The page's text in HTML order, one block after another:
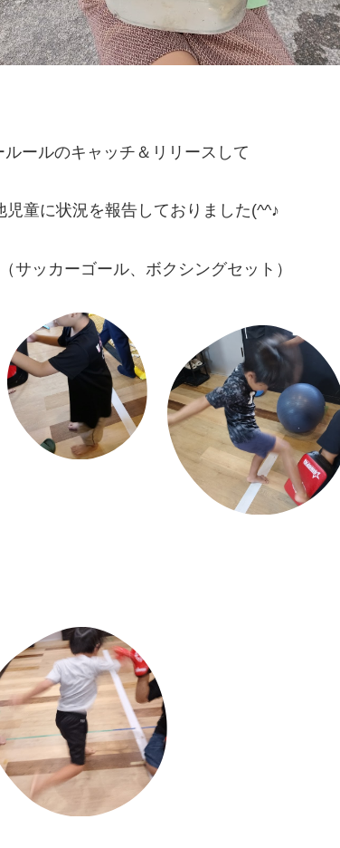
ルのキャッチ＆リリースして
童に状況を報告しておりました(^^♪
ッカーゴール、ボクシングセット）